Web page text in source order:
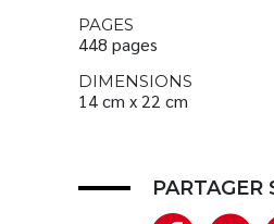
PAGES
448 pages
DIMENSIONS
14 cm x 22 cm
PARTAGER